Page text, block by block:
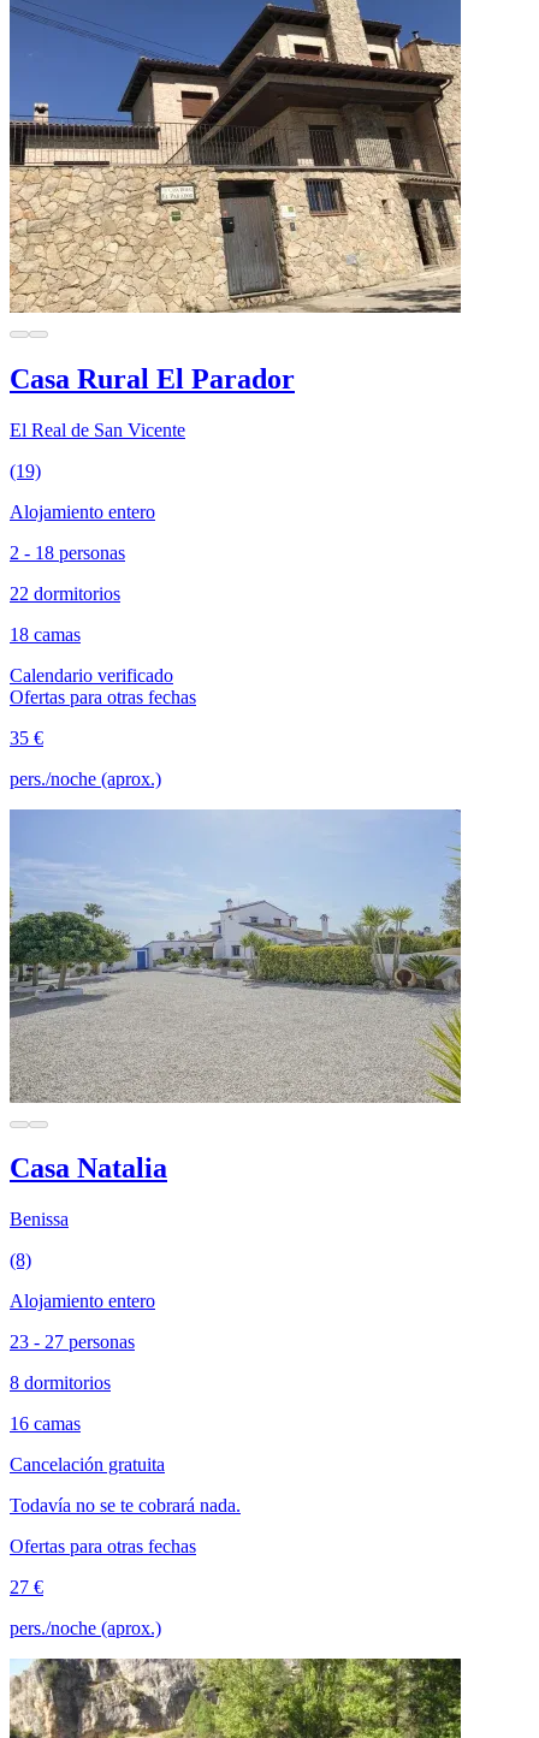
Casa Rural El Parador
El Real de San Vicente
(19)
Alojamiento entero
2 - 18 personas
22 dormitorios
18 camas
Calendario verificado
Ofertas para otras fechas
35 €
pers./noche (aprox.)
Casa Natalia
Benissa
(8)
Alojamiento entero
23 - 27 personas
8 dormitorios
16 camas
Cancelación gratuita
Todavía no se te cobrará nada.
Ofertas para otras fechas
27 €
pers./noche (aprox.)